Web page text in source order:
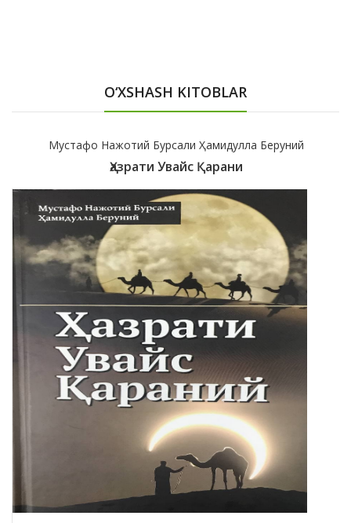
O‘XSHASH KITOBLAR
Мустафо Нажотий Бурсали Ҳамидулла Беруний
Ҳазрати Увайс Қарани